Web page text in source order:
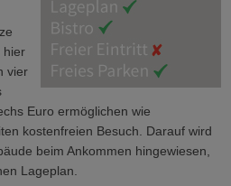
hier
vier
Euro ermöglichen wie
kostenfreien Besuch. Darauf wird
beim Ankommen hingewiesen,
Lageplan.